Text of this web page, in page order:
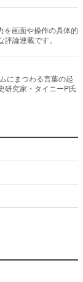
を画面や操作の具体的
論連載です。
にまつわる言葉の起
研究家・タイニーP氏